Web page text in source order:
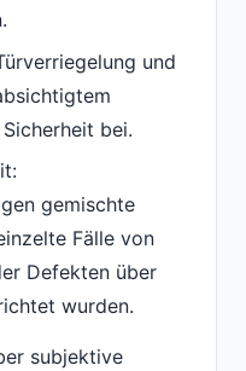
und
bei.
gemischte
Fälle von
Defekten über
wurden.
subjektive